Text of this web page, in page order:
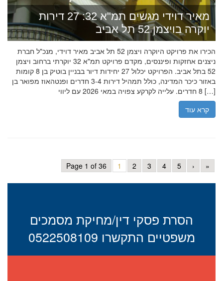
מאיר דוידי מגשים תמ"א 32: 27 דירות
יוקרה בויצמן 52 תל אביב
הכירו את פרויקט היוקרה ויצמן 52 תל אביב מאיר דוידי, מנכ"ל חברת
ניצנים אחזקות ופיננסים, מקדם פרויקט תמ"א 32 יוקרתי ברחוב ויצמן
52 בתל אביב. הפרויקט יכלול 27 יחידות דיור בבניין בוטיק בן 8 קומות
באזור כיכר המדינה, כולל תמהיל דירות 3-4 חדרים ופנטהאוז מפואר בן
8 חדרים. עלייה לקרקע צפויה במאי 2026 עם ליווי […]
קרא עוד
Page 1 of 36 1 2 3 4 5 › »
הסרת פסקי דין/מחיקת מסמכים
משפטיים התקשרו 0522508109